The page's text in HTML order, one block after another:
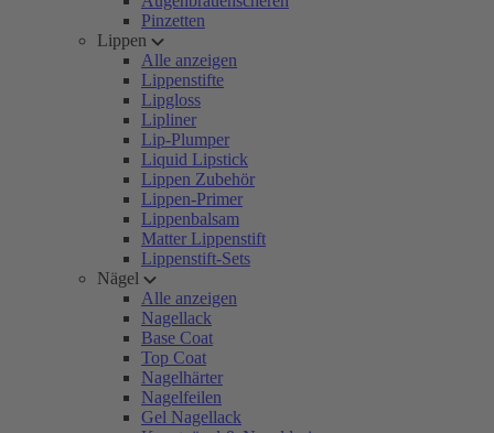
Pinzetten
Lippen
Alle anzeigen
Lippenstifte
Lipgloss
Lipliner
Lip-Plumper
Liquid Lipstick
Lippen Zubehör
Lippen-Primer
Lippenbalsam
Matter Lippenstift
Lippenstift-Sets
Nägel
Alle anzeigen
Nagellack
Base Coat
Top Coat
Nagelhärter
Nagelfeilen
Gel Nagellack